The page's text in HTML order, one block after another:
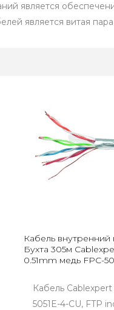
является
является витая
Кабель внутренний
Бухта 305м
0.51mm медь FPC-
Кабель
5051E-4-CU, FTP